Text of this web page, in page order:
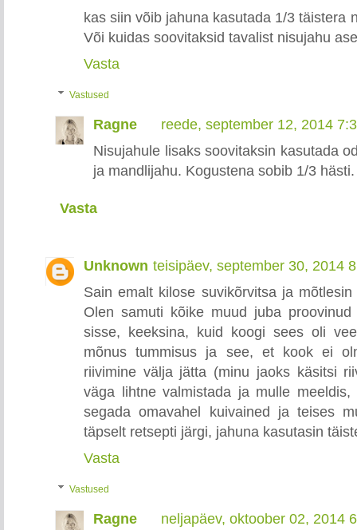
kas siin võib jahuna kasutada 1/3 täistera
Või kuidas soovitaksid tavalist nisujahu
Vasta
Vastused
Ragne
reede, september 12, 2014
Nisujahule lisaks soovitaksin kasutada
ja mandlijahu. Kogustena sobib 1/3 hästi.
Vasta
Unknown teisipäev, september 30, 2014
Sain emalt kilose suvikõrvitsa ja
Olen samuti kõike muud juba
sisse, keeksina, kuid koogi sees oli
mõnus tummisus ja see, et kook ei
riivimine välja jätta (minu jaoks käsitsi
väga lihtne valmistada ja mulle
segada omavahel kuivained ja teises
täpselt retsepti järgi, jahuna kasutasin
Vasta
Vastused
Ragne
neljapäev, oktoober 02, 2014